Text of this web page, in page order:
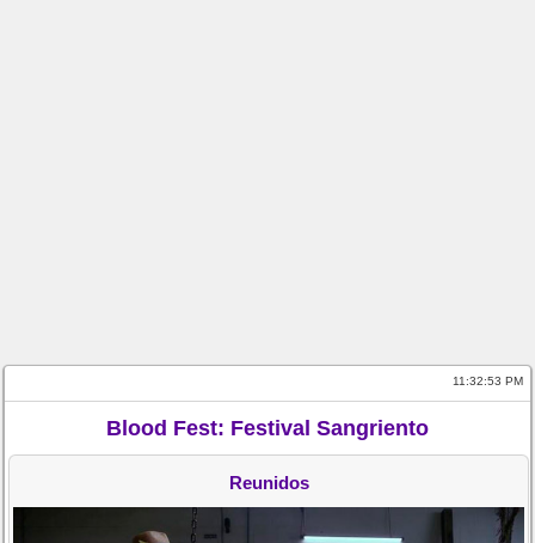
11:32:53 PM
Blood Fest: Festival Sangriento
Reunidos